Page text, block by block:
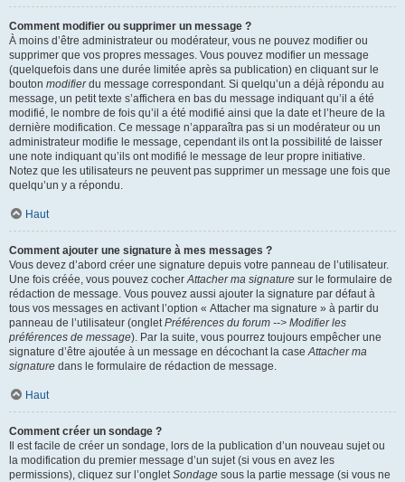
Comment modifier ou supprimer un message ?
À moins d’être administrateur ou modérateur, vous ne pouvez modifier ou
supprimer que vos propres messages. Vous pouvez modifier un message
(quelquefois dans une durée limitée après sa publication) en cliquant sur le
bouton modifierdu message correspondant. Si quelqu’un a déjà répondu au
message, un petit texte s’affichera en bas du message indiquant qu’il a été
modifié, le nombre de fois qu’il a été modifié ainsi que la date et l’heure de la
dernière modification. Ce message n’apparaîtra pas si un modérateur ou un
administrateur modifie le message, cependant ils ont la possibilité de laisser
une note indiquant qu’ils ont modifié le message de leur propre initiative.
Notez que les utilisateurs ne peuvent pas supprimer un message une fois que
quelqu’un y a répondu.
Haut
Comment ajouter une signature à mes messages ?
Vous devez d’abord créer une signature depuis votre panneau de l’utilisateur.
Une fois créée, vous pouvez cocherAttacher ma signature sur le formulaire de
rédaction de message. Vous pouvez aussi ajouter la signature par défaut à
tous vos messages en activant l’option « Attacher ma signature » à partir du
panneau de l’utilisateur (ongletPréférences du forum --> Modifier les
préférences de message). Par la suite, vous pourrez toujours empêcher une
signature d’être ajoutée à un message en décochant la caseAttacher ma
signature dans le formulaire de rédaction de message.
Haut
Comment créer un sondage ?
Il est facile de créer un sondage, lors de la publication d’un nouveau sujet ou
la modification du premier message d’un sujet (si vous en avez les
permissions), cliquez sur l’ongletSondage sous la partie message (si vous ne